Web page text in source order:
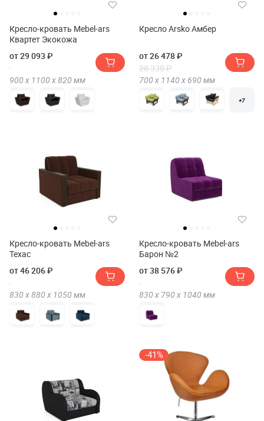
Кресло-кровать Mebel-ars
Квартет Экокожа
от 29 093 ₽
900 х 1100 х820 мм
Кресло Arsko Амбер
от 26 478 ₽
28 330 ₽
700 х 1140 х 690 мм
+7
Кресло-кровать Mebel-ars
Техас
от 46 206 ₽
830 х880 х 1050 мм
Кресло-кровать Mebel-ars
Барон №2
от 38 576 ₽
830 х 790 х 1040 мм
-41%